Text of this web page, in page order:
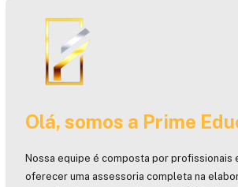
Olá, somos a Prime
Nossa equipe é composta por
oferecer uma assessoria completa na